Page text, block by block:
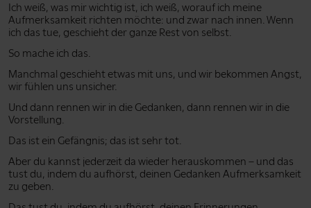
Ich weiß, was mir wichtig ist, ich weiß, worauf ich meine
Aufmerksamkeit richten möchte: und zwar nach innen. Wenn
ich das tue, geschieht der ganze Rest von selbst.
So mache ich das.
Manchmal geschieht etwas mit uns, und wir bekommen Angst,
wir fühlen uns unsicher.
Und dann rennen wir in die Gedanken, dann rennen wir in die
Vorstellung.
Das ist ein Gefängnis; das ist sehr tot.
Aber du kannst jederzeit da wieder herauskommen – und das
tust du, indem du aufhörst, deinen Gedanken Aufmerksamkeit
zu geben.